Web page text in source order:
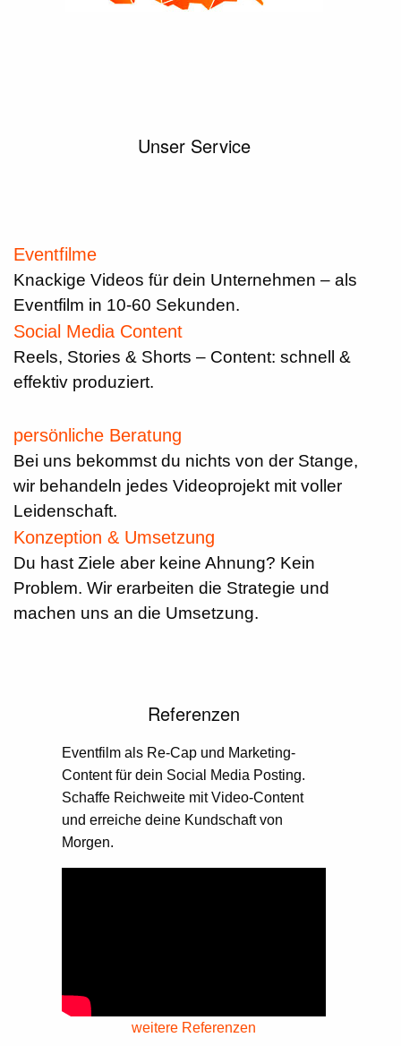
Unser Service
Eventfilme
Knackige Videos für dein Unternehmen – als
Eventfilm in 10-60 Sekunden.
Social Media Content
Reels, Stories & Shorts – Content: schnell &
effektiv produziert.
persönliche Beratung
Bei uns bekommst du nichts von der Stange,
wir behandeln jedes Videoprojekt mit voller
Leidenschaft.
Konzeption & Umsetzung
Du hast Ziele aber keine Ahnung? Kein
Problem. Wir erarbeiten die Strategie und
machen uns an die Umsetzung.
Referenzen
Eventfilm als Re-Cap und Marketing-
Content für dein Social Media Posting.
Schaffe Reichweite mit Video-Content
und erreiche deine Kundschaft von
Morgen.
weitere Referenzen